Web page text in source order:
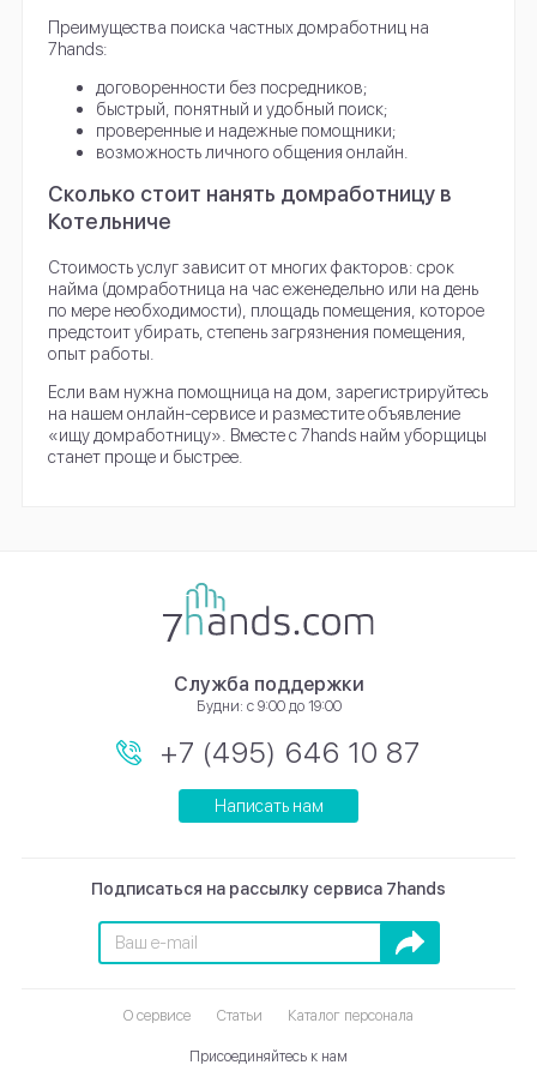
Преимущества поиска частных домработниц на
7hands:
договоренности без посредников;
быстрый, понятный и удобный поиск;
проверенные и надежные помощники;
возможность личного общения онлайн.
Сколько стоит нанять домработницу в
Котельниче
Стоимость услуг зависит от многих факторов: срок
найма (домработница на час еженедельно или на день
по мере необходимости), площадь помещения, которое
предстоит убирать, степень загрязнения помещения,
опыт работы.
Если вам нужна помощница на дом, зарегистрируйтесь
на нашем онлайн-сервисе и разместите объявление
«ищу домработницу». Вместе с 7hands найм уборщицы
станет проще и быстрее.
Подписаться на рассылку сервиса 7hands
Подписаться
Служба поддержки
Будни: с 9:00 до 19:00
+7 (495) 646 10 87
Написать нам
О сервисе Статьи Каталог персонала
Присоединяйтесь к нам